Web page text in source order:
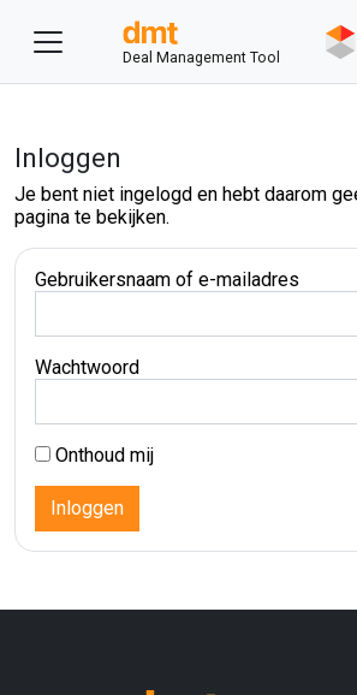
Deal Management Tool
Inloggen
Je bent niet ingelogd en hebt daarom
pagina te bekijken.
Gebruikersnaam of e-mailadres
Wachtwoord
Onthoud mij